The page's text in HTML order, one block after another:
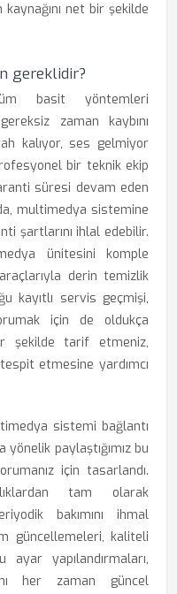
net bir şekilde
gereklidir?
basit yöntemleri
zaman kaybını
kalıyor, ses gelmiyor
bir teknik ekip
süresi devam eden
multimedya sistemine
şartlarını ihlal edebilir.
ünitesini komple
derin temizlik
kayıtlı servis geçmişi,
için de oldukça
şekilde tarif etmeniz,
etmesine yardımcı
sistemi bağlantı
paylaştığımız bu
için tasarlandı.
tam olarak
bakımını ihmal
güncellemeleri, kaliteli
yapılandırmaları,
her zaman güncel